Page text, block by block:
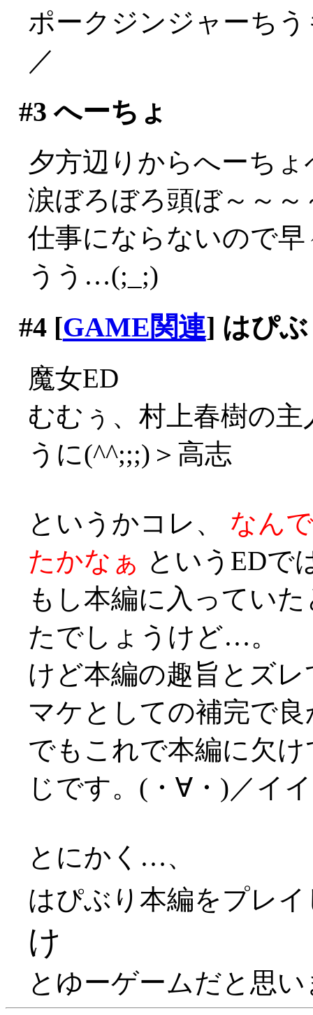
ポークジンジャーち
／
#3 へーちょ
夕方辺りからへーち
涙ぼろぼろ頭ぼ～～～
仕事にならないので
うう…(;_;)
#4[GAME関連] はぴ
魔女ED
むむぅ、村上春樹の
うに(^^;;;)＞高志
というかコレ、 なん
たかなぁ というEDで
もし本編に入ってい
たでしょうけど…。
けど本編の趣旨とズ
マケとしての補完で
でもこれで本編に欠
じです。(・∀・)／イ
とにかく…、
はぴぶり本編をプレ
け
とゆーゲームだと思